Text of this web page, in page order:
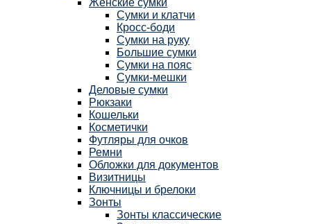
Женские сумки
Сумки и клатчи
Кросс-боди
Сумки на руку
Большие сумки
Сумки на пояс
Сумки-мешки
Деловые сумки
Рюкзаки
Кошельки
Косметички
Футляры для очков
Ремни
Обложки для документов
Визитницы
Ключницы и брелоки
Зонты
Зонты классические